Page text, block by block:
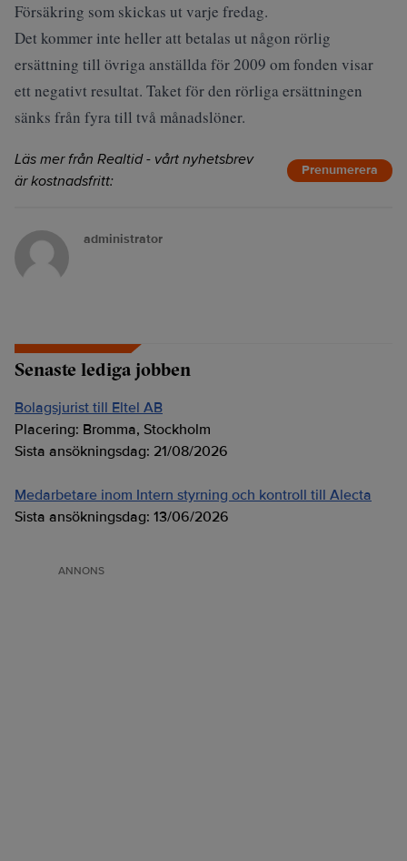
Försäkring som skickas ut varje fredag.
Det kommer inte heller att betalas ut någon rörlig
ersättning till övriga anställda för 2009 om fonden visar
ett negativt resultat. Taket för den rörliga ersättningen
sänks från fyra till två månadslöner.
Läs mer från Realtid - vårt nyhetsbrev
är kostnadsfritt:
Prenumerera
administrator
Senaste lediga jobben
Bolagsjurist till Eltel AB
Placering: Bromma, Stockholm
Sista ansökningsdag: 21/08/2026
Medarbetare inom Intern styrning och kontroll till Alecta
Sista ansökningsdag: 13/06/2026
ANNONS